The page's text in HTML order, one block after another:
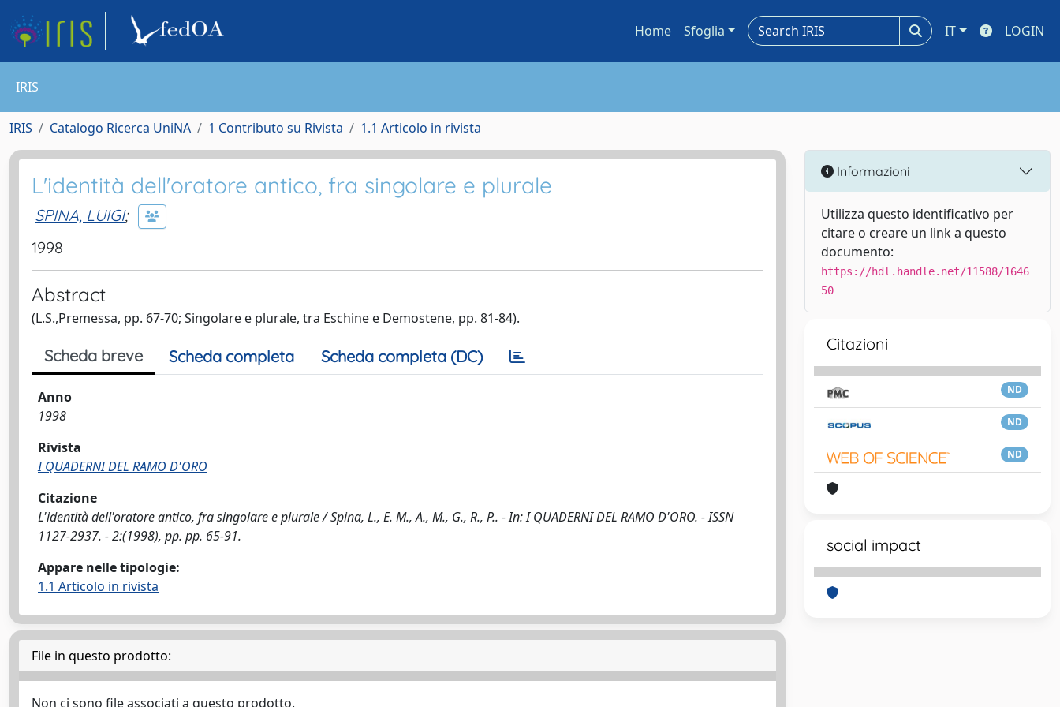
Home Sfoglia IT LOGIN
IRIS
IRIS Catalogo Ricerca UniNA 1 Contributo su Rivista 1.1 Articolo in rivista
L'identità dell'oratore antico, fra singolare e plurale
SPINA, LUIGI;
1998
Abstract
(L.S.,Premessa, pp. 67-70; Singolare e plurale, tra Eschine e Demostene, pp. 81-84).
Scheda breve Scheda completa Scheda completa (DC)
Anno
1998
Rivista
I QUADERNI DEL RAMO D'ORO
Citazione
L'identità dell'oratore antico, fra singolare e plurale / Spina, L., E. M., A., M., G., R., P.. - In: I QUADERNI DEL RAMO D'ORO. - ISSN
1127-2937. - 2:(1998), pp. pp. 65-91.
Appare nelle tipologie:
1.1 Articolo in rivista
File in questo prodotto:
Non ci sono file associati a questo prodotto.
Informazioni
Utilizza questo identificativo per
citare o creare un link a questo
documento:
https://hdl.handle.net/11588/1646
50
Citazioni
ND
ND
ND
social impact